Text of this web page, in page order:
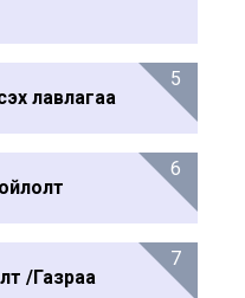
лавлагаа
5
6
/Газраа
7